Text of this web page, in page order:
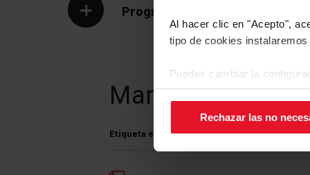
Al hacer clic en "Acepto",
tipo de cookies
Puedes cambiar la
de la pantalla.
Rechazar las no
Programas
Manuales y
Etiqueta energética